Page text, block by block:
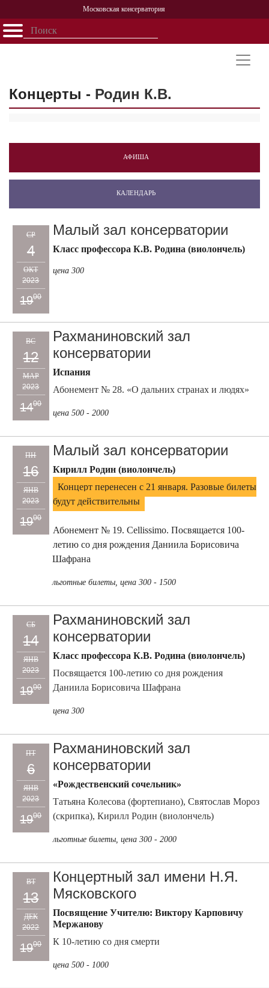
Московская консерватория
Открыть - закрыть
Персоналии
История
Концерты - Родин К.В.
АФИША
КАЛЕНДАРЬ
СР
4
ОКТ
2023
1900
Малый зал консерватории
Класс профессора К.В. Родина (виолончель)
цена 300
ВС
12
МАР
2023
1400
Рахманиновский зал
консерватории
Испания
Абонемент № 28. «О дальних странах и людях»
цена 500 - 2000
ПН
16
ЯНВ
2023
1900
Малый зал консерватории
Кирилл Родин (виолончель)
Концерт перенесен с 21 января. Разовые билеты
будут действительны
Абонемент № 19. Cellissimo. Посвящается 100-
летию со дня рождения Даниила Борисовича
Шафрана
льготные билеты, цена 300 - 1500
СБ
14
ЯНВ
2023
1900
Рахманиновский зал
консерватории
Класс профессора К.В. Родина (виолончель)
Посвящается 100-летию со дня рождения
Даниила Борисовича Шафрана
цена 300
ПТ
6
ЯНВ
2023
1900
Рахманиновский зал
консерватории
«Рождественский сочельник»
Татьяна Колесова (фортепиано), Святослав Мороз
(скрипка), Кирилл Родин (виолончель)
льготные билеты, цена 300 - 2000
ВТ
13
ДЕК
2022
1900
Концертный зал имени Н.Я.
Мясковского
Посвящение Учителю: Виктору Карповичу
Мержанову
К 10-летию со дня смерти
цена 500 - 1000